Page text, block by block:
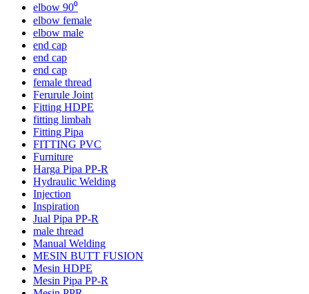
elbow 90⁰
elbow female
elbow male
end cap
end cap
end cap
female thread
Ferurule Joint
Fitting HDPE
fitting limbah
Fitting Pipa
FITTING PVC
Furniture
Harga Pipa PP-R
Hydraulic Welding
Injection
Inspiration
Jual Pipa PP-R
male thread
Manual Welding
MESIN BUTT FUSION
Mesin HDPE
Mesin Pipa PP-R